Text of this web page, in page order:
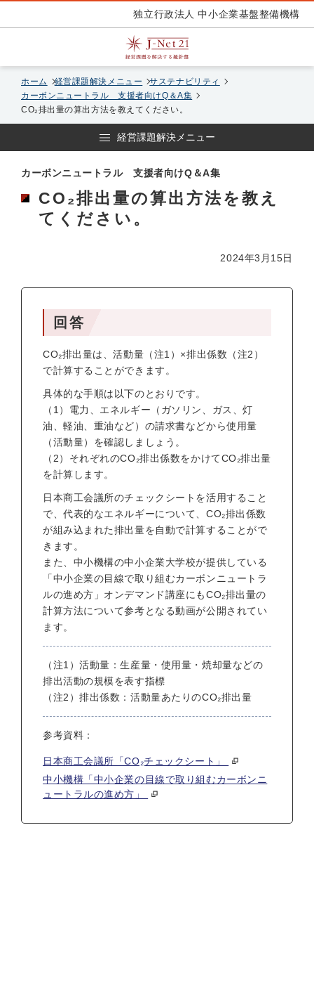
独立行政法人 中小企業基盤整備機構
ホーム 経営課題解決メニュー
サステナビリティ
カーボンニュートラル 支援者向けQ＆A集
CO₂排出量の算出方法を教えてください。
経営課題解決メニュー
カーボンニュートラル 支援者向けQ＆A集
CO₂排出量の算出方法を教え
てください。
2024年3月15日
回答
CO₂排出量は、活動量（注1）×排出係数（注2）
で計算することができます。
具体的な手順は以下のとおりです。
（1）電力、エネルギー（ガソリン、ガス、灯
油、軽油、重油など）の請求書などから使用量
（活動量）を確認しましょう。
（2）それぞれのCO₂排出係数をかけてCO₂排出量
を計算します。
日本商工会議所のチェックシートを活用すること
で、代表的なエネルギーについて、CO₂排出係数
が組み込まれた排出量を自動で計算することがで
きます。
また、中小機構の中小企業大学校が提供している
「中小企業の目線で取り組むカーボンニュートラ
ルの進め方」オンデマンド講座にもCO₂排出量の
計算方法について参考となる動画が公開されてい
ます。
（注1）活動量：生産量・使用量・焼却量などの
排出活動の規模を表す指標
（注2）排出係数：活動量あたりのCO₂排出量
参考資料：
日本商工会議所「CO₂チェックシート」
中小機構「中小企業の目線で取り組むカーボンニ
ュートラルの進め方」